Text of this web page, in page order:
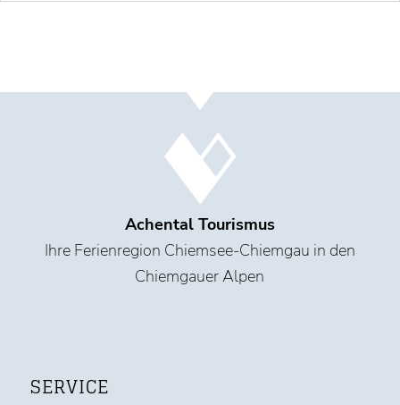
Achental Tourismus
Ihre Ferienregion Chiemsee-Chiemgau in den
Chiemgauer Alpen
SERVICE